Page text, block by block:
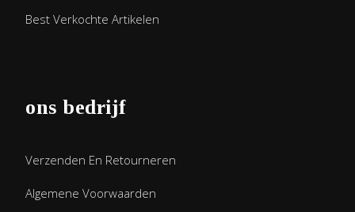
Best Verkochte Artikelen
ons bedrijf
Verzenden En Retourneren
Algemene Voorwaarden